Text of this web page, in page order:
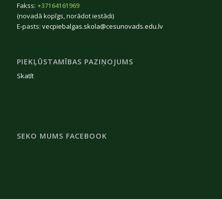
Fakss: +37164161969
(novadā kopīgs, norādot iestādi)
E-pasts: vecpiebalgas.skola@cesunovads.edu.lv
PIEKĻŪSTAMĪBAS PAZIŅOJUMS
Skatīt
SEKO MUMS FACEBOOK